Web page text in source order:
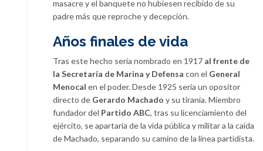
masacre y el banquete no hubiesen recibido de su
padre más que reproche y decepción.
Años finales de vida
Tras este hecho sería nombrado en 1917 al frente de
la Secretaría de Marina y Defensa con el General
Menocal en el poder. Desde 1925 sería un opositor
directo de Gerardo Machado y su tiranía. Miembro
fundador del Partido ABC, tras su licenciamiento del
ejército, se apartaría de la vida pública y militar a la caída
de Machado, separando su camino de la línea partidista.